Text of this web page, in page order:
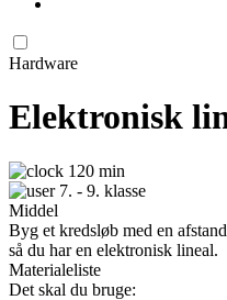
Hardware
Elektronisk
120 min
7. - 9. klasse
Middel
Byg et kredsløb med en
så du har en elektronisk lineal.
Materialeliste
Det skal du bruge: